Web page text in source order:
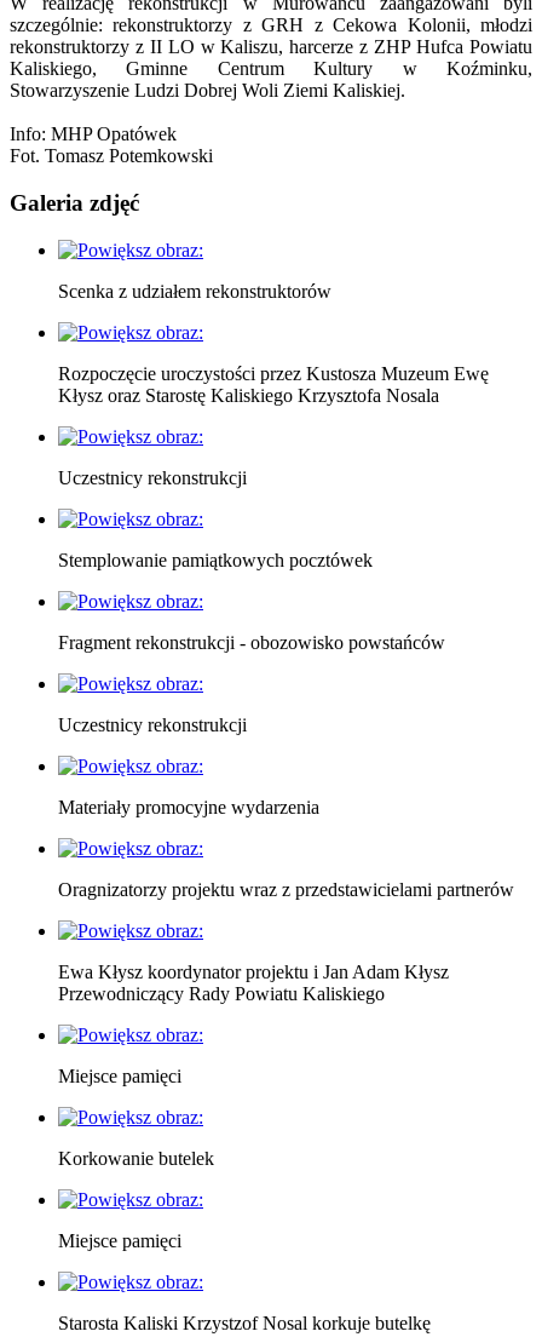
szczególnie: rekonstruktorzy z GRH z Cekowa Kolonii, młodzi
rekonstruktorzy z II LO w Kaliszu, harcerze z ZHP Hufca Powiatu
Kaliskiego, Gminne Centrum Kultury w Koźminku,
Stowarzyszenie Ludzi Dobrej Woli Ziemi Kaliskiej.
Info: MHP Opatówek
Fot. Tomasz Potemkowski
Galeria zdjęć
Scenka z udziałem rekonstruktorów
Rozpoczęcie uroczystości przez Kustosza Muzeum Ewę
Kłysz oraz Starostę Kaliskiego Krzysztofa Nosala
Uczestnicy rekonstrukcji
Stemplowanie pamiątkowych pocztówek
Fragment rekonstrukcji - obozowisko powstańców
Uczestnicy rekonstrukcji
Materiały promocyjne wydarzenia
Oragnizatorzy projektu wraz z przedstawicielami partnerów
Ewa Kłysz koordynator projektu i Jan Adam Kłysz
Przewodniczący Rady Powiatu Kaliskiego
Miejsce pamięci
Korkowanie butelek
Miejsce pamięci
Starosta Kaliski Krzystzof Nosal korkuje butelkę